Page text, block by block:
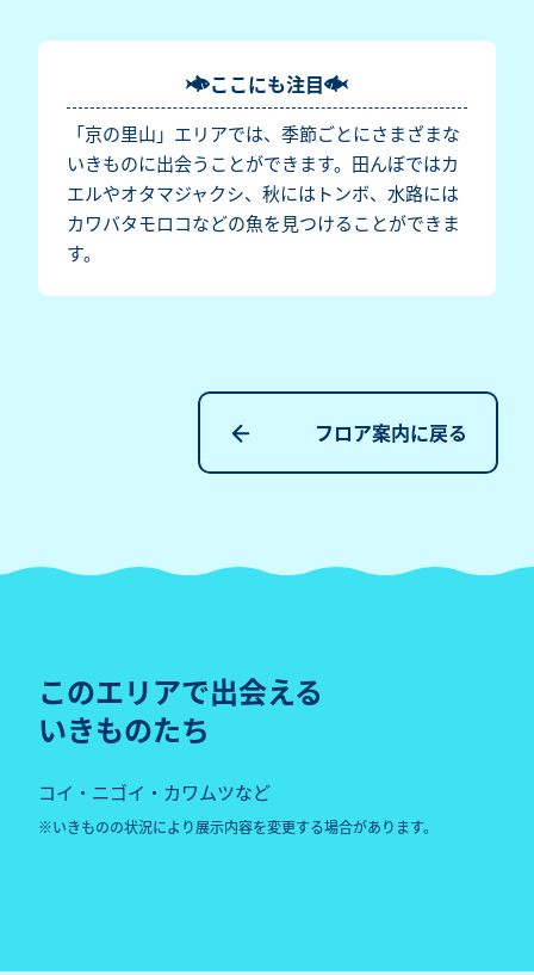
ここにも注目
「京の里山」エリアでは、季節ごとにさまざまな
いきものに出会うことができます。田んぼではカ
エルやオタマジャクシ、秋にはトンボ、水路には
カワバタモロコなどの魚を見つけることができま
す。
フロア案内に戻る
このエリアで出会える
いきものたち
コイ・ニゴイ・カワムツなど
いきものの状況により展示内容を変更する場合があります。